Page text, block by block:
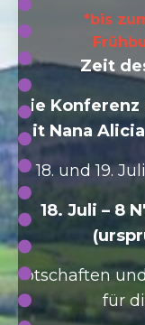
*bis
Zeit
Die
mit Nana
18. und 19.
18. Juli – 8
Botschaften
für